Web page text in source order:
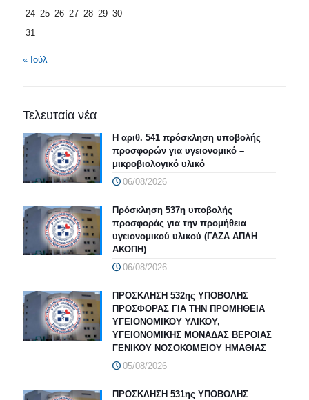
24 25 26 27 28 29 30
31
« Ιούλ
Τελευταία νέα
Η αριθ. 541 πρόσκληση υποβολής
προσφορών για υγειονομικό –
μικροβιολογικό υλικό
06/08/2026
Πρόσκληση 537η υποβολής
προσφοράς για την προμήθεια
υγειονομικού υλικού (ΓΑΖΑ ΑΠΛΗ
ΑΚΟΠΗ)
06/08/2026
ΠΡΟΣΚΛΗΣΗ 532ης ΥΠΟΒΟΛΗΣ
ΠΡΟΣΦΟΡΑΣ ΓΙΑ ΤΗΝ ΠΡΟΜΗΘΕΙΑ
ΥΓΕΙΟΝΟΜΙΚΟΥ ΥΛΙΚΟΥ,
ΥΓΕΙΟΝΟΜΙΚΗΣ ΜΟΝΑΔΑΣ ΒΕΡΟΙΑΣ
ΓΕΝΙΚΟΥ ΝΟΣΟΚΟΜΕΙΟΥ ΗΜΑΘΙΑΣ
05/08/2026
ΠΡΟΣΚΛΗΣΗ 531ης ΥΠΟΒΟΛΗΣ